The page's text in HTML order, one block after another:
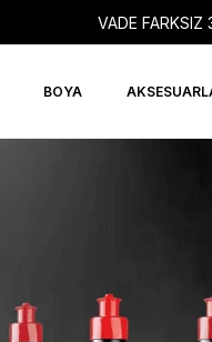
VADE
BOYA